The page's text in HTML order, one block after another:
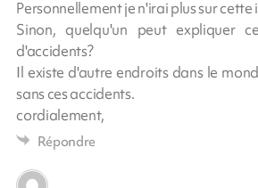
Personnellement je n'irai plus sur cette
Sinon, quelqu'un peut expliquer
d'accidents?
Il existe d'autre endroits dans le
sans ces accidents.
cordialement,
Répondre